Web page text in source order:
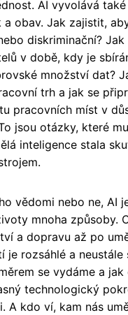
AI vyvolává také
obav. Jak zajistit,
diskriminační? Jak
v době, kdy je
množství dat?
trh a jak se
pracovních míst v
jsou otázky, které
inteligence stala
vědomi nebo ne, AI
mnoha způsoby.
a dopravu až po
je rozsáhlé a neustále
se vydáme a
technologický
A kdo ví, kam nás